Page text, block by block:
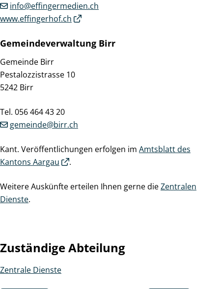
info@effingermedien.ch
www.effingerhof.ch
Gemeindeverwaltung Birr
Gemeinde Birr
Pestalozzistrasse 10
5242 Birr
Tel. 056 464 43 20
gemeinde@birr.ch
Kant. Veröffentlichungen erfolgen im Amtsblatt des
Kantons Aargau
.
Weitere Auskünfte erteilen Ihnen gerne dieZentralen
Dienste.
Zuständige Abteilung
Zentrale Dienste